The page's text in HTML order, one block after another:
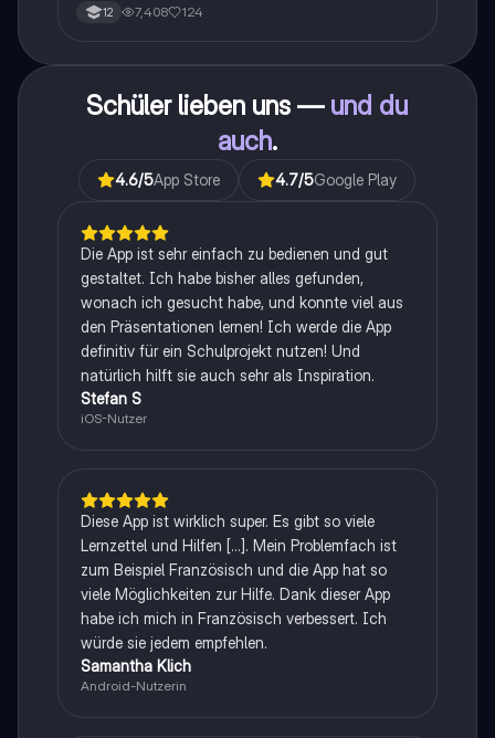
12 7,408 124
Schüler lieben uns — und du
auch.
4.6/5App Store 4.7/5Google Play
Die App ist sehr einfach zu bedienen und gut
gestaltet. Ich habe bisher alles gefunden,
wonach ich gesucht habe, und konnte viel aus
den Präsentationen lernen! Ich werde die App
definitiv für ein Schulprojekt nutzen! Und
natürlich hilft sie auch sehr als Inspiration.
Stefan S
iOS-Nutzer
Diese App ist wirklich super. Es gibt so viele
Lernzettel und Hilfen [...]. Mein Problemfach ist
zum Beispiel Französisch und die App hat so
viele Möglichkeiten zur Hilfe. Dank dieser App
habe ich mich in Französisch verbessert. Ich
würde sie jedem empfehlen.
Samantha Klich
Android-Nutzerin